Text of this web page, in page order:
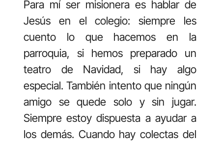
Para mí ser misionera es hablar de
Jesús en el colegio: siempre les
cuento lo que hacemos en la
parroquia, si hemos preparado un
teatro de Navidad, si hay algo
especial. También intento que ningún
amigo se quede solo y sin jugar.
Siempre estoy dispuesta a ayudar a
los demás. Cuando hay colectas del